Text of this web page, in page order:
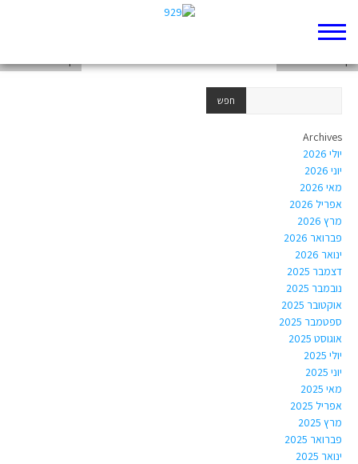
Archives
יולי 2026
יוני 2026
מאי 2026
אפריל 2026
מרץ 2026
פברואר 2026
ינואר 2026
דצמבר 2025
נובמבר 2025
אוקטובר 2025
ספטמבר 2025
אוגוסט 2025
יולי 2025
יוני 2025
מאי 2025
אפריל 2025
מרץ 2025
פברואר 2025
ינואר 2025